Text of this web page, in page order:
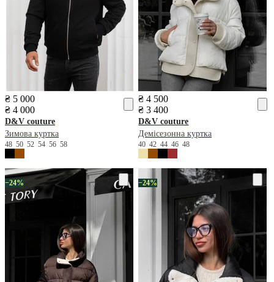
₴ 5 000
₴ 4 000
D&V couture
Зимова куртка
48 50 52 54 56 58
₴ 4 500
₴ 3 400
D&V couture
Демісезонна куртка
4042444648
−24% −24%